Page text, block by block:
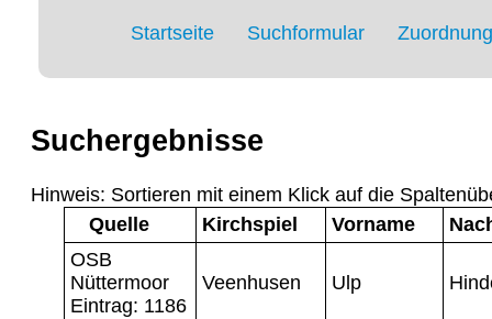
Startseite Suchformular
Suchergebnisse
Hinweis: Sortieren mit einem Klick auf die
Quelle
Kirchspiel Vorname
OSB
Nüttermoor
Eintrag: 1186
Veenhusen Ulp